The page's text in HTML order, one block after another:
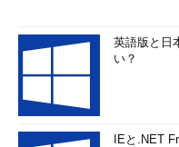
英語版と日
い？
IEと.NET